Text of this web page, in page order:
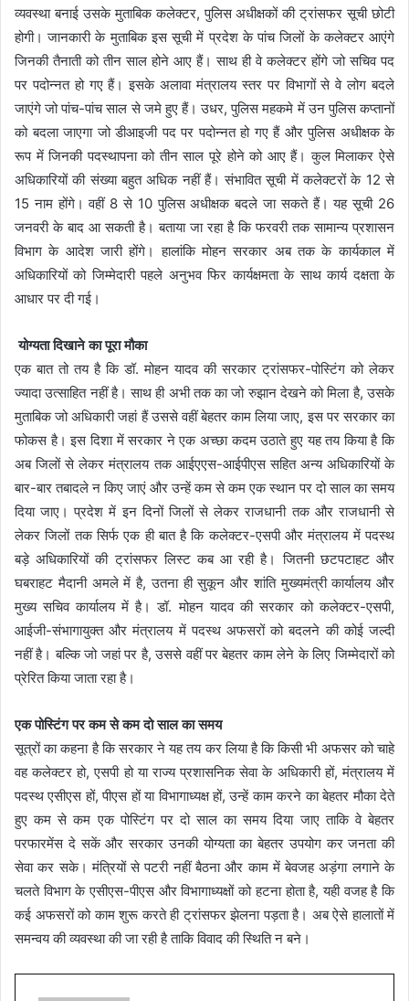
व्यवस्था बनाई उसके मुताबिक कलेक्टर, पुलिस अधीक्षकों की ट्रांसफर सूची छोटी
होगी। जानकारी के मुताबिक इस सूची में प्रदेश के पांच जिलों के कलेक्टर आएंगे
जिनकी तैनाती को तीन साल होने आए हैं। साथ ही वे कलेक्टर होंगे जो सचिव पद
पर पदोन्नत हो गए हैं। इसके अलावा मंत्रालय स्तर पर विभागों से वे लोग बदले
जाएंगे जो पांच-पांच साल से जमे हुए हैं। उधर, पुलिस महकमे में उन पुलिस कप्तानों
को बदला जाएगा जो डीआइजी पद पर पदोन्नत हो गए हैं और पुलिस अधीक्षक के
रूप में जिनकी पदस्थापना को तीन साल पूरे होने को आए हैं। कुल मिलाकर ऐसे
अधिकारियों की संख्या बहुत अधिक नहीं हैं। संभावित सूची में कलेक्टरों के 12 से
15 नाम होंगे। वहीं 8 से 10 पुलिस अधीक्षक बदले जा सकते हैं। यह सूची 26
जनवरी के बाद आ सकती है। बताया जा रहा है कि फरवरी तक सामान्य प्रशासन
विभाग के आदेश जारी होंगे। हालांकि मोहन सरकार अब तक के कार्यकाल में
अधिकारियों को जिम्मेदारी पहले अनुभव फिर कार्यक्षमता के साथ कार्य दक्षता के
आधार पर दी गई।
योग्यता दिखाने का पूरा मौका
एक बात तो तय है कि डॉ. मोहन यादव की सरकार ट्रांसफर-पोस्टिंग को लेकर
ज्यादा उत्साहित नहीं है। साथ ही अभी तक का जो रुझान देखने को मिला है, उसके
मुताबिक जो अधिकारी जहां हैं उससे वहीं बेहतर काम लिया जाए, इस पर सरकार का
फोकस है। इस दिशा में सरकार ने एक अच्छा कदम उठाते हुए यह तय किया है कि
अब जिलों से लेकर मंत्रालय तक आईएएस-आईपीएस सहित अन्य अधिकारियों के
बार-बार तबादले न किए जाएं और उन्हें कम से कम एक स्थान पर दो साल का समय
दिया जाए। प्रदेश में इन दिनों जिलों से लेकर राजधानी तक और राजधानी से
लेकर जिलों तक सिर्फ एक ही बात है कि कलेक्टर-एसपी और मंत्रालय में पदस्थ
बड़े अधिकारियों की ट्रांसफर लिस्ट कब आ रही है। जितनी छटपटाहट और
घबराहट मैदानी अमले में है, उतना ही सुकून और शांति मुख्यमंत्री कार्यालय और
मुख्य सचिव कार्यालय में है। डॉ. मोहन यादव की सरकार को कलेक्टर-एसपी,
आईजी-संभागायुक्त और मंत्रालय में पदस्थ अफसरों को बदलने की कोई जल्दी
नहीं है। बल्कि जो जहां पर है, उससे वहीं पर बेहतर काम लेने के लिए जिम्मेदारों को
प्रेरित किया जाता रहा है।
एक पोस्टिंग पर कम से कम दो साल का समय
सूत्रों का कहना है कि सरकार ने यह तय कर लिया है कि किसी भी अफसर को चाहे
वह कलेक्टर हो, एसपी हो या राज्य प्रशासनिक सेवा के अधिकारी हों, मंत्रालय में
पदस्थ एसीएस हों, पीएस हों या विभागाध्यक्ष हों, उन्हें काम करने का बेहतर मौका देते
हुए कम से कम एक पोस्टिंग पर दो साल का समय दिया जाए ताकि वे बेहतर
परफारमेंस दे सकें और सरकार उनकी योग्यता का बेहतर उपयोग कर जनता की
सेवा कर सके। मंत्रियों से पटरी नहीं बैठना और काम में बेवजह अड़ंगा लगाने के
चलते विभाग के एसीएस-पीएस और विभागाध्यक्षों को हटना होता है, यही वजह है कि
कई अफसरों को काम शुरू करते ही ट्रांसफर झेलना पड़ता है। अब ऐसे हालातों में
समन्वय की व्यवस्था की जा रही है ताकि विवाद की स्थिति न बने।